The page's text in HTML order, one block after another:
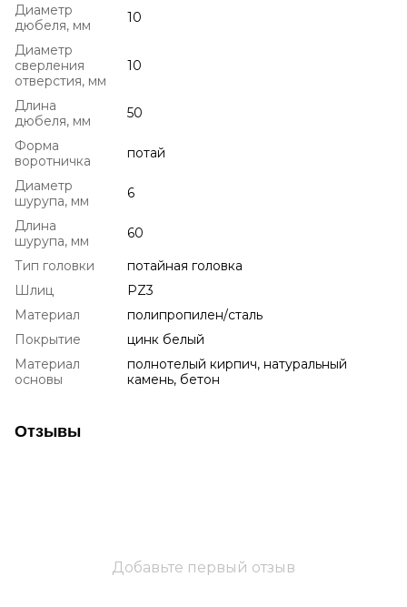
Диаметр
дюбеля, мм
10
Диаметр
сверления
отверстия, мм
10
Длина
дюбеля, мм
50
Форма
воротничка
потай
Диаметр
шурупа, мм
6
Длина
шурупа, мм
60
Тип головки
потайная головка
Шлиц
PZ3
Материал
полипропилен/сталь
Покрытие
цинк белый
Материал
основы
полнотелый кирпич, натуральный
камень, бетон
Отзывы
Добавьте первый отзыв